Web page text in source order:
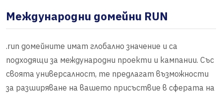
Международни домейни RUN
.run домейните имат глобално значение и са
подходящи за международни проекти и кампании. Със
своята универсалност, те предлагат възможности
за разширяване на вашето присъствие в сферата на